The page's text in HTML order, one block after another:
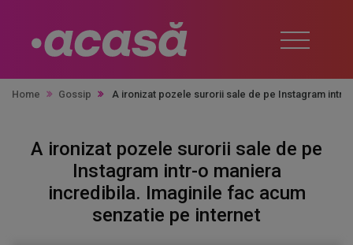
Home Gossip A ironizat pozele surorii sale de pe Instagram
A ironizat pozele surorii sale de pe
Instagram intr-o maniera
incredibila. Imaginile fac acum
senzatie pe internet